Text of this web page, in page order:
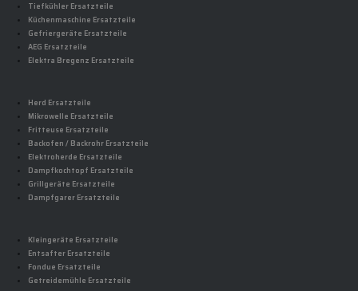
Tiefkühler Ersatzteile
Küchenmaschine Ersatzteile
Gefriergeräte Ersatzteile
AEG Ersatzteile
Elektra Bregenz Ersatzteile
Herd Ersatzteile
Mikrowelle Ersatzteile
Fritteuse Ersatzteile
Backofen / Backrohr Ersatzteile
Elektroherde Ersatzteile
Dampfkochtopf Ersatzteile
Grillgeräte Ersatzteile
Dampfgarer Ersatzteile
Kleingeräte Ersatzteile
Entsafter Ersatzteile
Fondue Ersatzteile
Getreidemühle Ersatzteile